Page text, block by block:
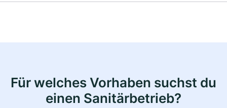
Für welches Vorhaben suchst du
einen Sanitärbetrieb?